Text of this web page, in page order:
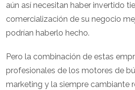
aún así necesitan haber invertido
comercialización de su negocio
podrían haberlo hecho.
Pero la combinación de estas
profesionales de los motores de
marketing y la siempre cambiante